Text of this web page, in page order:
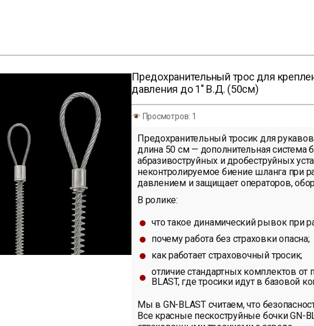
Предохранительный трос для
давления до 1" В.Д. (50см)
Просмотров: 1
Предохранительный тросик для
длина 50 см — дополнительная система
абразивоструйных и дробеструйных
неконтролируемое биение шланга при
давлением и защищает операторов,
В ролике:
что такое динамический рывок при
почему работа без страховки опасна;
как работает страховочный тросик;
отличие стандартных комплектов от
BLAST, где тросики идут в базовой
Мы в GN-BLAST считаем, что
Все красные пескоструйные бочки GN-